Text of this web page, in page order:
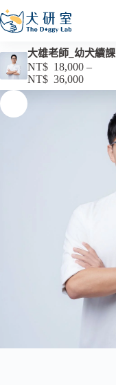
大雄老師_幼犬續課
NT$ 18,000 –
NT$ 36,000